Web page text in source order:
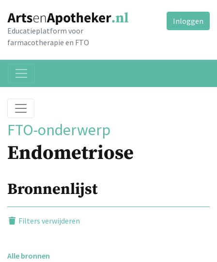
Educatieplatform voor
farmacotherapie en FTO
Inloggen
FTO-onderwerp
Endometriose
Bronnenlijst
Filters verwijderen
Alle bronnen